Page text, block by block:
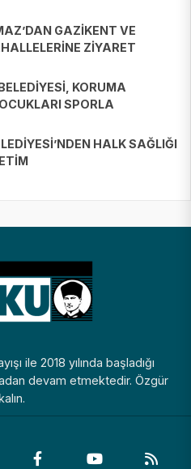
GAZİKENT VE
ZİYARET
KORUMA
SPORLA
HALK SAĞLIĞI
ile 2018 yılında başladığı
devam etmektedir. Özgür